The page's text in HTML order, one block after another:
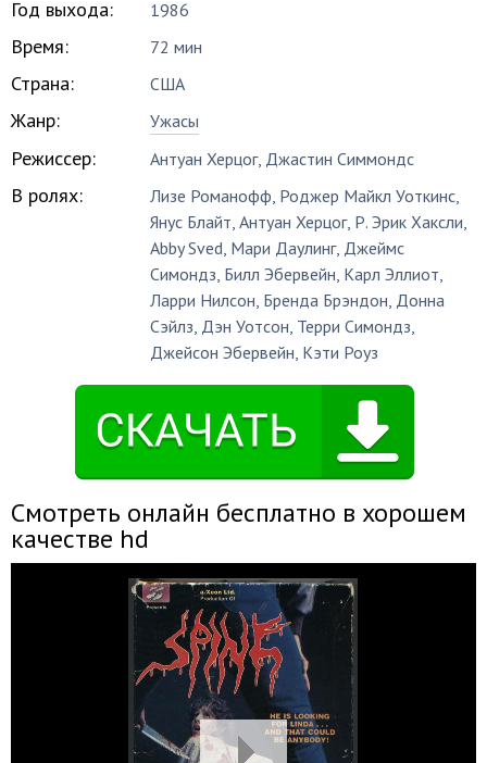
Год выхода: 1986
Время: 72 мин
Страна: США
Жанр: Ужасы
Режиссер: Антуан Херцог, Джастин Симмондс
В ролях: Лизе Романофф, Роджер Майкл Уоткинс,
Янус Блайт,Антуан Херцог, Р. Эрик Хаксли,
Abby Sved, Мари Даулинг, Джеймс
Симондз, Билл Эбервейн, Карл Эллиот,
Ларри Нилсон, Бренда Брэндон, Донна
Сэйлз, Дэн Уотсон, Терри Симондз,
Джейсон Эбервейн, Кэти Роуз
Смотреть онлайн бесплатно в хорошем
качестве hd